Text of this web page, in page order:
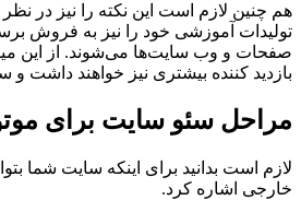
هم چنین لازم است این نکته را نیز در
تولیدات آموزشی خود را نیز به فروش
صفحات و وب سایت‌ها می‌شوند. از این
بازدید کننده بیشتری نیز خواهند داشت و
مراحل سئو سایت برای
لازم است بدانید برای اینکه سایت شما
خارجی اشاره کرد.